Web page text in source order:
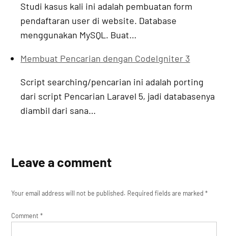
Studi kasus kali ini adalah pembuatan form
pendaftaran user di website. Database
menggunakan MySQL. Buat…
Membuat Pencarian dengan CodeIgniter 3
Script searching/pencarian ini adalah porting
dari script Pencarian Laravel 5, jadi databasenya
diambil dari sana…
Leave a comment
Your email address will not be published. Required fields are marked*
Comment*